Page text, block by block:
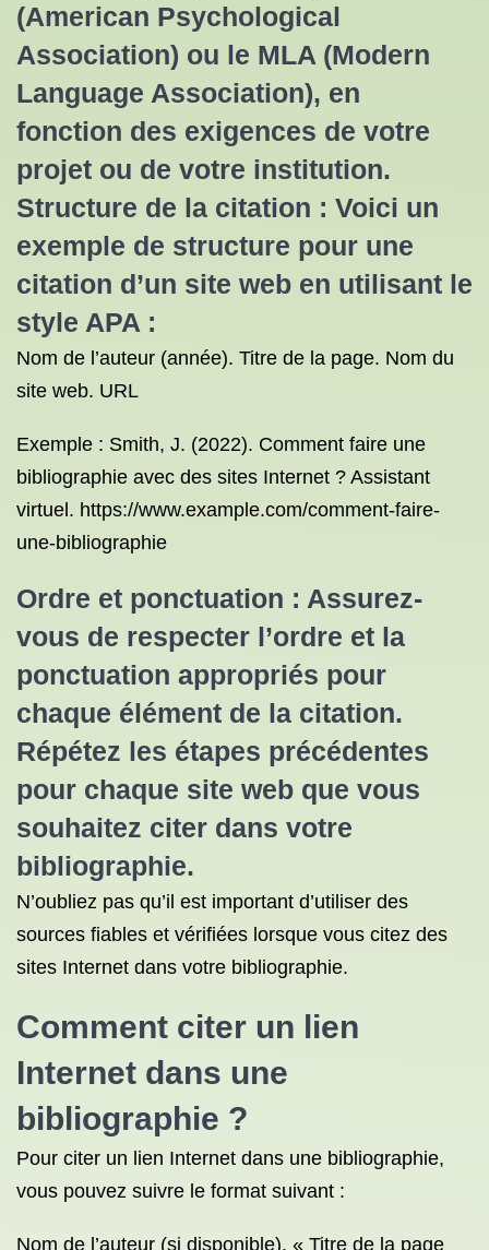
(American Psychological
Association) ou le MLA (Modern
Language Association), en
fonction des exigences de votre
projet ou de votre institution.
Structure de la citation : Voici un
exemple de structure pour une
citation d’un site web en utilisant le
style APA :
Nom de l’auteur (année). Titre de la page. Nom du
site web. URL
Exemple : Smith, J. (2022). Comment faire une
bibliographie avec des sites Internet ? Assistant
virtuel. https://www.example.com/comment-faire-
une-bibliographie
Ordre et ponctuation : Assurez-
vous de respecter l’ordre et la
ponctuation appropriés pour
chaque élément de la citation.
Répétez les étapes précédentes
pour chaque site web que vous
souhaitez citer dans votre
bibliographie.
N’oubliez pas qu’il est important d’utiliser des
sources fiables et vérifiées lorsque vous citez des
sites Internet dans votre bibliographie.
Comment citer un lien
Internet dans une
bibliographie ?
Pour citer un lien Internet dans une bibliographie,
vous pouvez suivre le format suivant :
Nom de l’auteur (si disponible). « Titre de la page